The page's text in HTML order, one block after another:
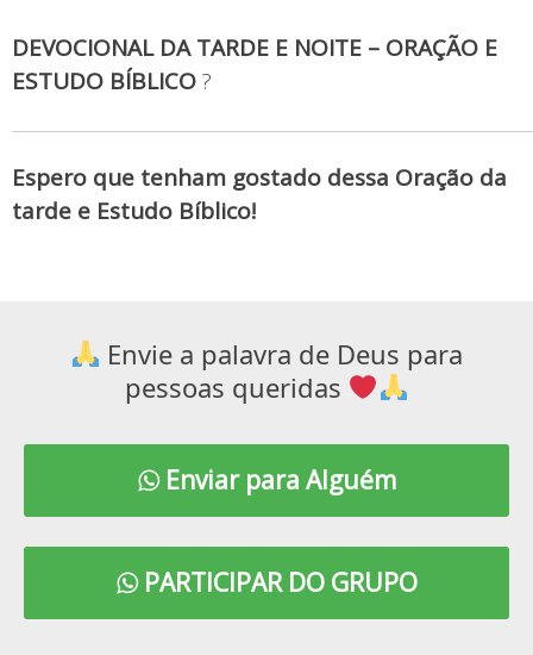
DEVOCIONAL DA TARDE E NOITE – ORAÇÃO E
ESTUDO BÍBLICO?
Espero que tenham gostado dessa Oração da
tarde e Estudo Bíblico!
Envie a palavra de Deus para
pessoas queridas
Enviar para Alguém
PARTICIPAR DO GRUPO